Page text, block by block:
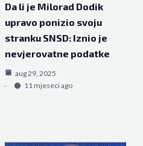
Da li je Milorad Dodik
upravo ponizio svoju
stranku SNSD: Iznio je
nevjerovatne podatke
aug 29, 2025
11 mjeseci ago